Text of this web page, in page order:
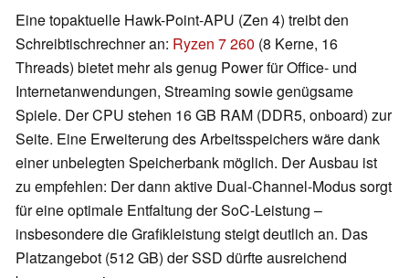
Eine topaktuelle Hawk-Point-APU (Zen 4) treibt den
Schreibtischrechner an: Ryzen 7 260 (8 Kerne, 16
Threads) bietet mehr als genug Power für Office- und
Internetanwendungen, Streaming sowie genügsame
Spiele. Der CPU stehen 16 GB RAM (DDR5, onboard) zur
Seite. Eine Erweiterung des Arbeitsspeichers wäre dank
einer unbelegten Speicherbank möglich. Der Ausbau ist
zu empfehlen: Der dann aktive Dual-Channel-Modus sorgt
für eine optimale Entfaltung der SoC-Leistung –
insbesondere die Grafikleistung steigt deutlich an. Das
Platzangebot (512 GB) der SSD dürfte ausreichend